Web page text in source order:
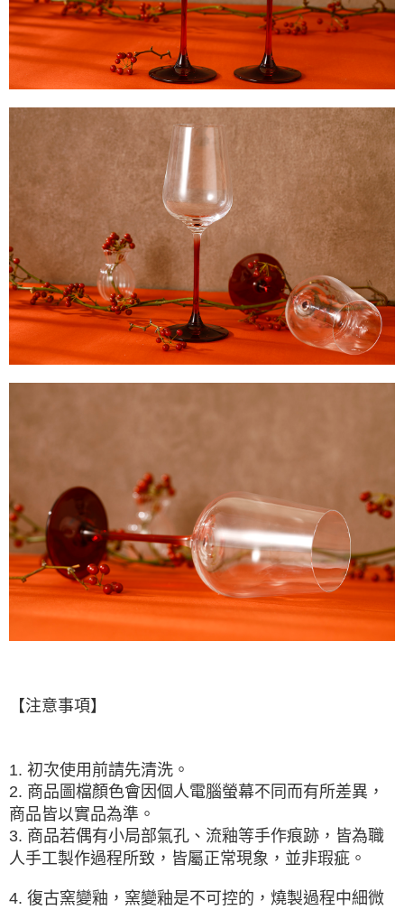
【注意事項】
1. 初次使用前請先清洗。
2. 商品圖檔顏色會因個人電腦螢幕不同而有所差異，
商品皆以實品為準。
3. 商品若偶有小局部氣孔、流釉等手作痕跡，皆為職
人手工製作過程所致，皆屬正常現象，並非瑕疵。
4. 復古窯變釉，窯變釉是不可控的 ，燒製過程中細微